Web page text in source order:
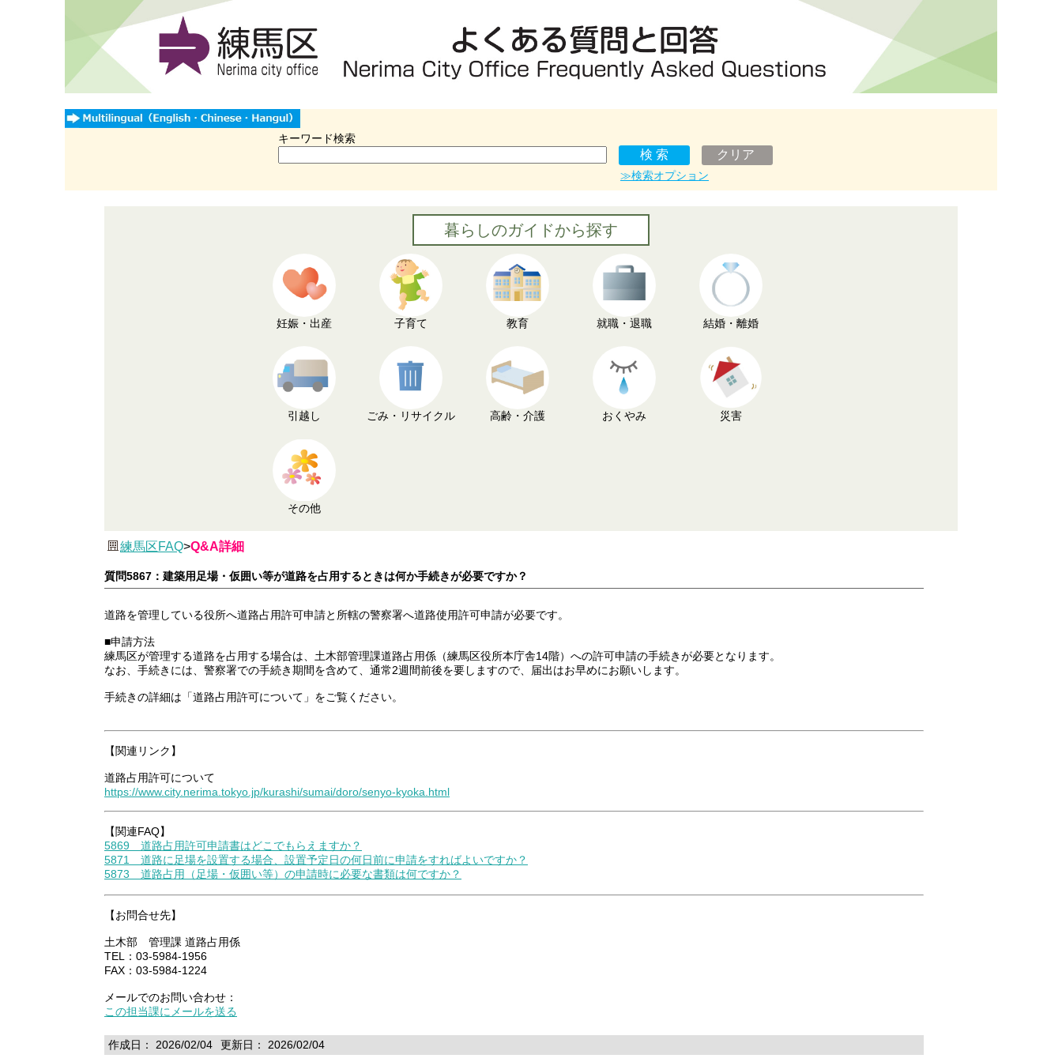
キーワード検索
≫検索オプション
暮らしのガイドから探す
妊娠・出産 子育て 教育 就職・退職 結婚・離婚
引越し ごみ・リサイクル 高齢・介護 おくやみ 災害
その他
練馬区FAQ>Q&A詳細
質問5867：建築用足場・仮囲い等が道路を占用するときは何か手続きが必要ですか？
道路を管理している役所へ道路占用許可申請と所轄の警察署へ道路使用許可申請が必要です。
■申請方法
練馬区が管理する道路を占用する場合は、土木部管理課道路占用係（練馬区役所本庁舎14階）への許可申請の手続きが必要となります。
なお、手続きには、警察署での手続き期間を含めて、通常2週間前後を要しますので、届出はお早めにお願いします。
手続きの詳細は「道路占用許可について」をご覧ください。
【関連リンク】
道路占用許可について
https://www.city.nerima.tokyo.jp/kurashi/sumai/doro/senyo-kyoka.html
【関連FAQ】
5869 道路占用許可申請書はどこでもらえますか？
5871 道路に足場を設置する場合、設置予定日の何日前に申請をすればよいですか？
5873 道路占用（足場・仮囲い等）の申請時に必要な書類は何ですか？
【お問合せ先】
土木部 管理課 道路占用係
TEL：03-5984-1956
FAX：03-5984-1224
メールでのお問い合わせ：
この担当課にメールを送る
作成日： 2026/02/04 更新日： 2026/02/04